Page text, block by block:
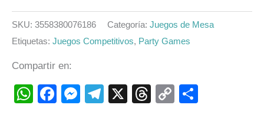
SKU: 3558380076186 Categoría: Juegos de Mesa
Etiquetas: Juegos Competitivos, Party Games
Compartir en:
WhatsApp
Facebook
Messenger
Telegram
X Threads
Copy